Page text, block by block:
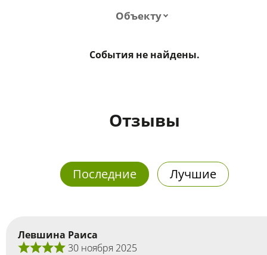
Объекту
События не найдены.
Отзывы
Последние Лучшие
Левшина Раиса
30 ноября 2025